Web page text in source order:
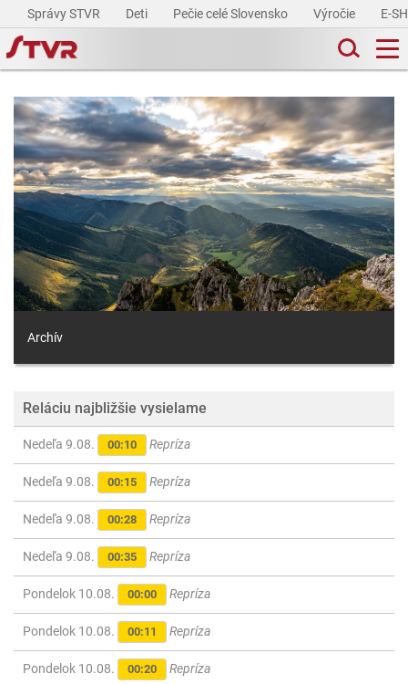
Správy STVR Deti Pečie celé Slovensko Výročie E-
Archív
Reláciu najbližšie vysielame
Nedeľa 9.08. 00:10 Repríza
Nedeľa 9.08. 00:15 Repríza
Nedeľa 9.08. 00:28 Repríza
Nedeľa 9.08. 00:35 Repríza
Pondelok 10.08. 00:00 Repríza
Pondelok 10.08. 00:11 Repríza
Pondelok 10.08. 00:20 Repríza